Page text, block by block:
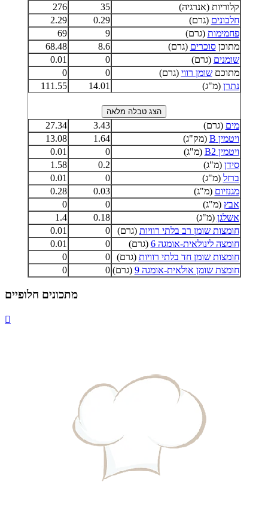
קלוריות (אנרגיה)
35
276
חלבונים (גרם) 0.29
2.29
פחמימות (גרם) 9
69
מתוכןסוכרים (גרם) 8.6
68.48
שומנים (גרם) 0
0.01
מתוכםשומן רווי (גרם) 0
0
נתרן (מ"ג) 14.01
111.55
מים (גרם) 3.43
27.34
ויטמין B
(מק"ג) 1.64
13.08
ויטמין B2
(מ"ג) 0
0.01
סידן (מ"ג) 0.2
1.58
ברזל (מ"ג) 0
0.01
מגנזיום (מ"ג) 0.03
0.28
אבץ (מ"ג) 0
0
אשלגן (מ"ג) 0.18
1.4
חומצות שומן רב בלתי רוויות (גרם) 0
0.01
חומצה לינולאית-אומגה 6
(גרם) 0
0.01
חומצות שומן חד בלתי רוויות (גרם) 0
0
חומצת שומן אולאית-אומגה 9
(גרם) 0
0
מתכונים חלופיים
